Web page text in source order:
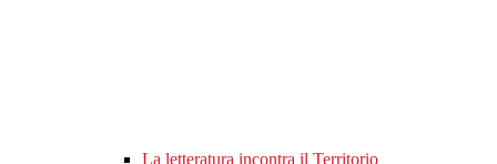
La letteratura incontra il Territorio